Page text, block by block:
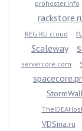
prohoster.info
REG.RU cloud
Scaleway
servercore.com
VDSina.ru